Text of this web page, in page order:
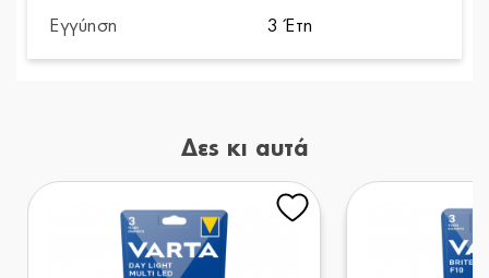
Εγγύηση 3 Έτη
Δες κι αυτά